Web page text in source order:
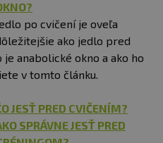
po cvičení je oveľa
ako jedlo pred
anabolické okno a ako ho
v tomto článku.
JESŤ PRED CVIČENÍM?
SPRÁVNE JESŤ PRED